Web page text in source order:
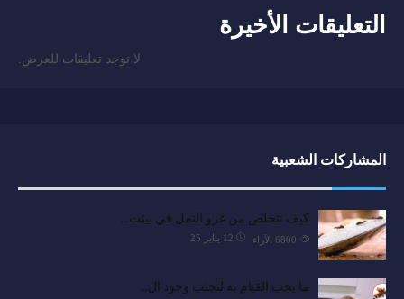
التعليقات الأخيرة
لا توجد تعليقات للعرض.
المشاركات الشعبية
كيف تتخلص من غزو النمل في بيئت…
12 يناير 25 الآراء
ما يجب القيام به لتجنب وجود ال…